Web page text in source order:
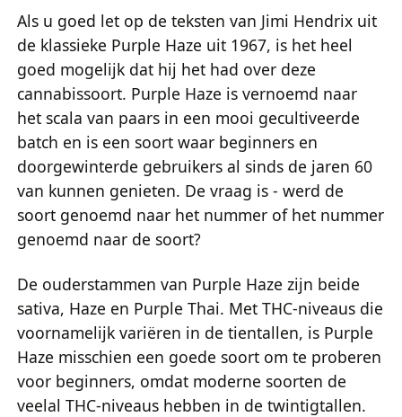
Als u goed let op de teksten van Jimi Hendrix uit
de klassieke Purple Haze uit 1967, is het heel
goed mogelijk dat hij het had over deze
cannabissoort. Purple Haze is vernoemd naar
het scala van paars in een mooi gecultiveerde
batch en is een soort waar beginners en
doorgewinterde gebruikers al sinds de jaren 60
van kunnen genieten. De vraag is - werd de
soort genoemd naar het nummer of het nummer
genoemd naar de soort?
De ouderstammen van Purple Haze zijn beide
sativa, Haze en Purple Thai. Met THC-niveaus die
voornamelijk variëren in de tientallen, is Purple
Haze misschien een goede soort om te proberen
voor beginners, omdat moderne soorten de
veelal THC-niveaus hebben in de twintigtallen.